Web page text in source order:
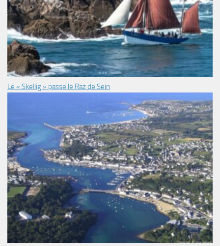
Le « Skellig » passe le Raz de Sein